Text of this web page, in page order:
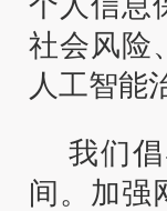
社会风险
人工智能
我们
间。加强